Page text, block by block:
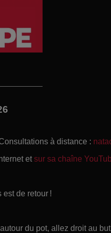
à distance :
et sur sa chaîne
de retour !
du pot, allez droit au